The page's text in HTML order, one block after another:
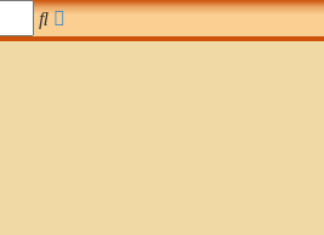
Rechercher
Recherche
avancée